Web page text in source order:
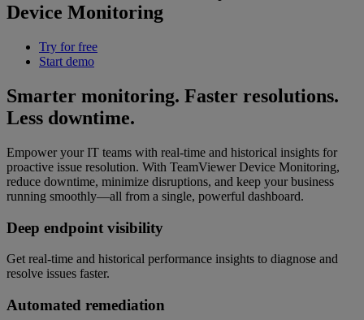
Device Monitoring
Try for free
Start demo
Smarter monitoring. Faster resolutions.
Less downtime.
Empower your IT teams with real-time and historical insights for
proactive issue resolution. With TeamViewer Device Monitoring,
reduce downtime, minimize disruptions, and keep your business
running smoothly—all from a single, powerful dashboard.
Deep endpoint visibility
Get real-time and historical performance insights to diagnose and
resolve issues faster.
Automated remediation